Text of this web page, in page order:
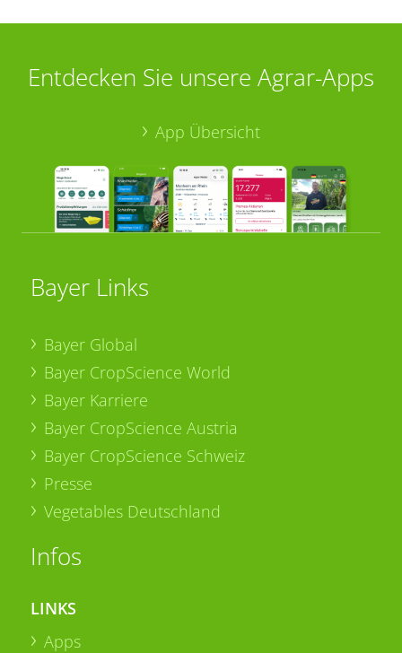
Entdecken Sie unsere Agrar-Apps
App Übersicht
Bayer Links
Bayer Global
Bayer CropScience World
Bayer Karriere
Bayer CropScience Austria
Bayer CropScience Schweiz
Presse
Vegetables Deutschland
Infos
LINKS
Apps